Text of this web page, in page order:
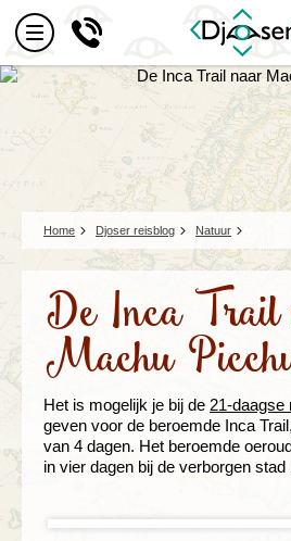
Home Djoser reisblog Natuur
De Inca Trail
Machu
Het is mogelijk je bij de 21-daagse
geven voor de beroemde Inca
van 4 dagen. Het beroemde
in vier dagen bij de verborgen